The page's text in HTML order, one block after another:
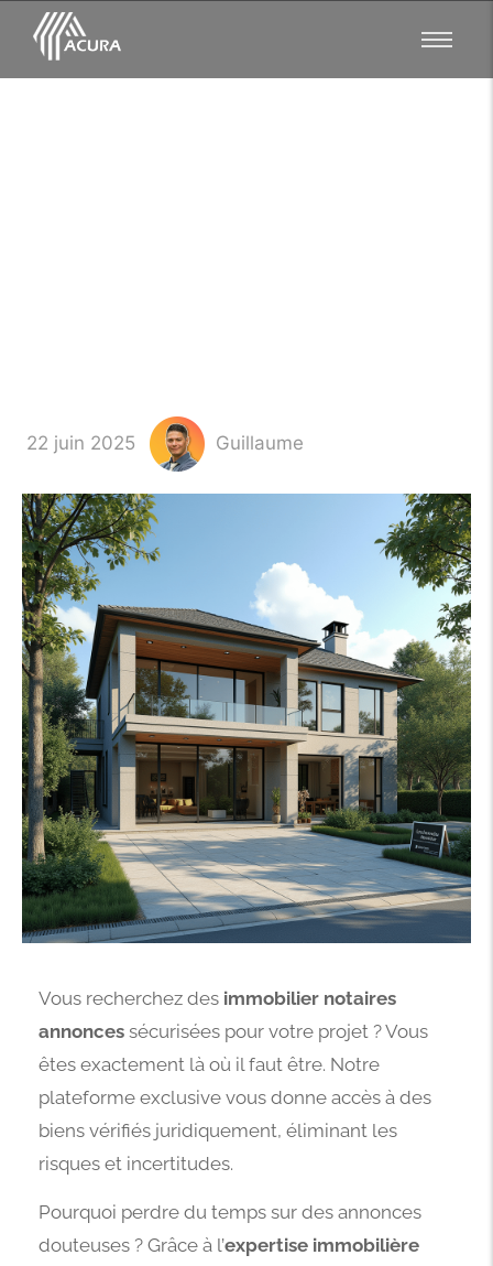
22 juin 2025 Guillaume
Vous recherchez des immobilier notaires
annonces sécurisées pour votre projet ? Vous
êtes exactement là où il faut être. Notre
plateforme exclusive vous donne accès à des
biens vérifiés juridiquement, éliminant les
risques et incertitudes.
Pourquoi perdre du temps sur des annonces
douteuses ? Grâce à l’expertise immobilière